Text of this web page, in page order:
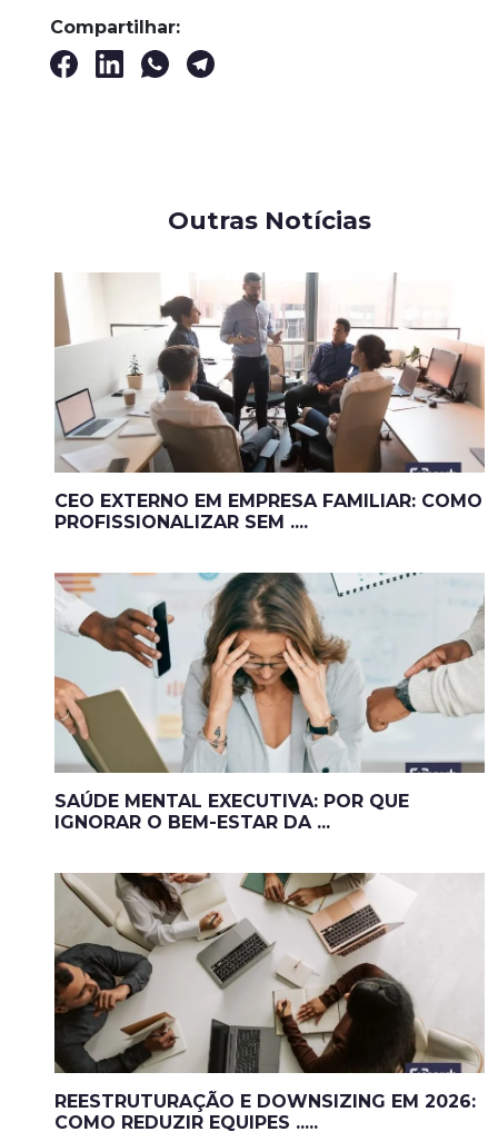
Compartilhar:
Outras Notícias
CEO EXTERNO EM EMPRESA FAMILIAR: COMO
PROFISSIONALIZAR SEM ....
SAÚDE MENTAL EXECUTIVA: POR QUE
IGNORAR O BEM-ESTAR DA ...
REESTRUTURAÇÃO E DOWNSIZING EM 2026:
COMO REDUZIR EQUIPES .....